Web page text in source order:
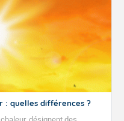
: quelles différences ?